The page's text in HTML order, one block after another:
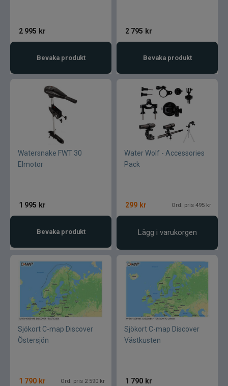
2 995 kr
Bevaka produkt
2 795 kr
Bevaka produkt
Watersnake FWT 30
Elmotor
1 995 kr
Bevaka produkt
Water Wolf - Accessories
Pack
299 kr Ord. pris 495 kr
Lägg i varukorgen
Sjökort C-map Discover
Östersjön
1 790 kr Ord. pris 2 590 kr
Sjökort C-map Discover
Västkusten
1 790 kr